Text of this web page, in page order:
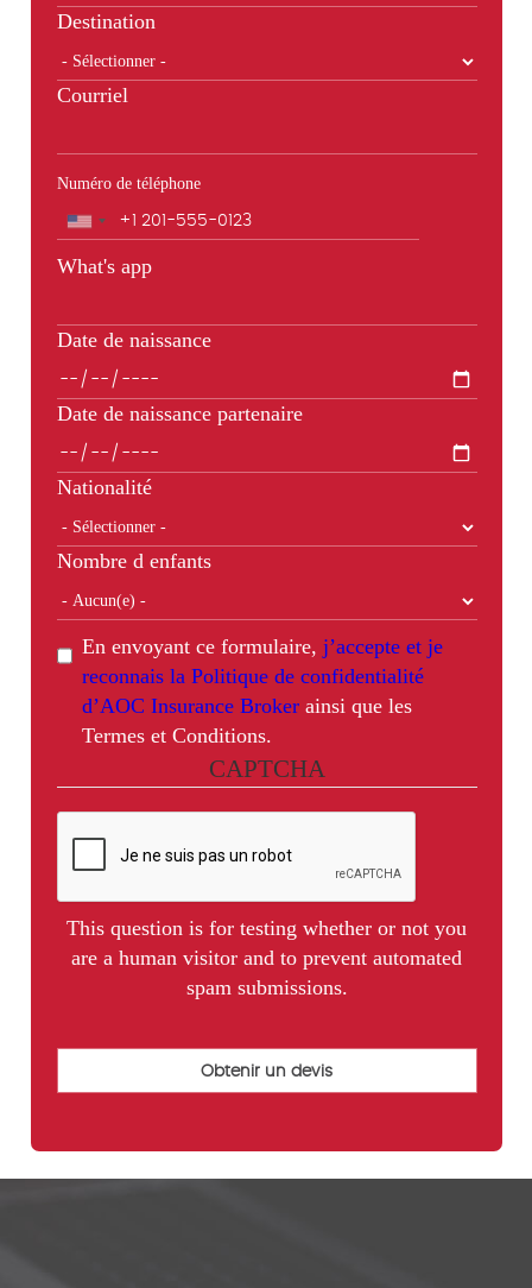
Destination
Courriel
Numéro de téléphone
Téléphone
What's app
Date de naissance
Date de naissance partenaire
Nationalité
Nombre d enfants
En envoyant ce formulaire, j’accepte et je
reconnais la Politique de confidentialité
d’AOC Insurance Brokerainsi que les
Termes et Conditions.
CAPTCHA
This question is for testing whether or not you
are a human visitor and to prevent automated
spam submissions.